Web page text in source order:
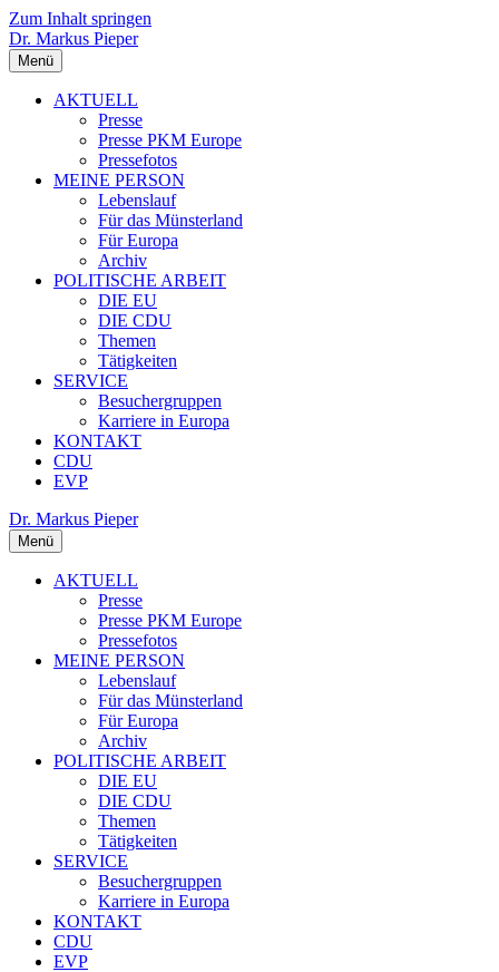
Zum Inhalt springen
Dr. Markus Pieper
Menü
AKTUELL
Presse
Presse PKM Europe
Pressefotos
MEINE PERSON
Lebenslauf
Für das Münsterland
Für Europa
Archiv
POLITISCHE ARBEIT
DIE EU
DIE CDU
Themen
Tätigkeiten
SERVICE
Besuchergruppen
Karriere in Europa
KONTAKT
CDU
EVP
Dr. Markus Pieper
Menü
AKTUELL
Presse
Presse PKM Europe
Pressefotos
MEINE PERSON
Lebenslauf
Für das Münsterland
Für Europa
Archiv
POLITISCHE ARBEIT
DIE EU
DIE CDU
Themen
Tätigkeiten
SERVICE
Besuchergruppen
Karriere in Europa
KONTAKT
CDU
EVP